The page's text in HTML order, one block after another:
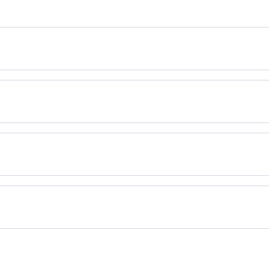
Armani Emporio Armani Stronger With
Emporio Armani Stronger With You Powerfully to
ACETYLOCTAHYDRONAPHTHALENES, COUMARIN, VANILLIN,
LIMONENE, ISOEUGENYL ACETATE, ISOEUGENOL,
OIL/EXTRACT, BETA-CARYOPHYLLENE, ROSE KETONES,
CINNAMAL, CITRUS AURANTIUM PEEL OIL, CITRUS AURANTIUM